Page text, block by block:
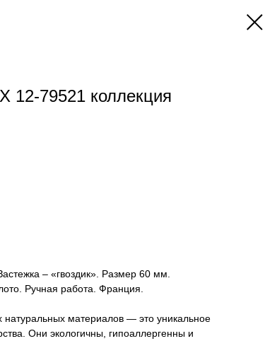
12-79521 коллекция
– «гвоздик». Размер 60 мм.
Ручная работа. Франция.
материалов — это уникальное
Они экологичны, гипоаллергенны и